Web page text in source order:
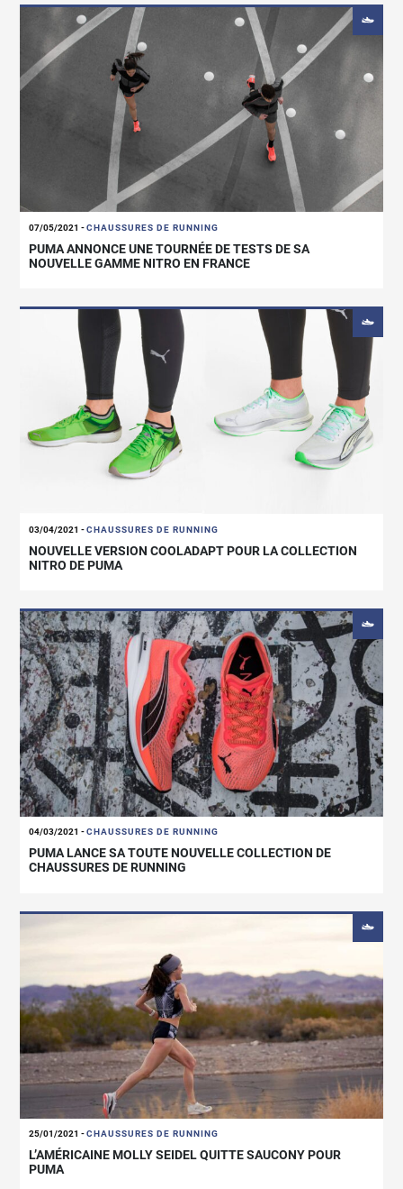
07/05/2021 -CHAUSSURES DE RUNNING
PUMA ANNONCE UNE TOURNÉE DE TESTS DE SA
NOUVELLE GAMME NITRO EN FRANCE
03/04/2021 -CHAUSSURES DE RUNNING
NOUVELLE VERSION COOLADAPT POUR LA COLLECTION
NITRO DE PUMA
04/03/2021 -CHAUSSURES DE RUNNING
PUMA LANCE SA TOUTE NOUVELLE COLLECTION DE
CHAUSSURES DE RUNNING
25/01/2021 -CHAUSSURES DE RUNNING
L’AMÉRICAINE MOLLY SEIDEL QUITTE SAUCONY POUR
PUMA